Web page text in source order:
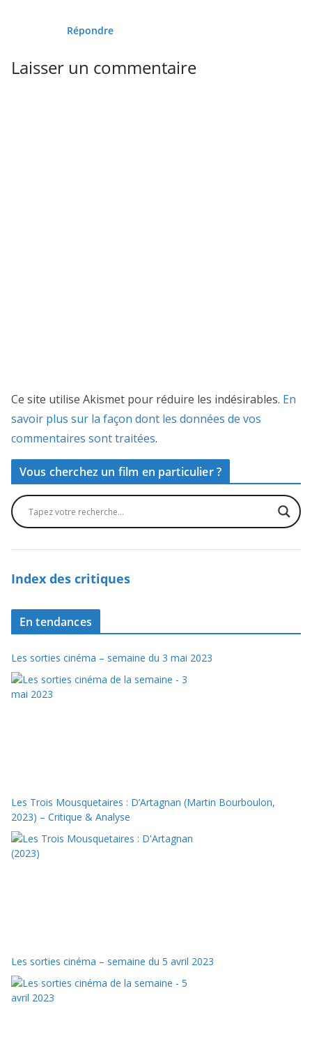
Répondre
Laisser un commentaire
Ce site utilise Akismet pour réduire les indésirables. En
savoir plus sur la façon dont les données de vos
commentaires sont traitées.
Vous cherchez un film en particulier ?
Index des critiques
En tendances
Les sorties cinéma – semaine du 3 mai 2023
Les Trois Mousquetaires : D’Artagnan (Martin Bourboulon,
2023) – Critique & Analyse
Les sorties cinéma – semaine du 5 avril 2023